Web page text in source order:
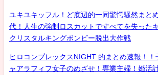
ユキユキッフル！ど底辺的一同驚愕騒然まと
代！人生の強制ロスカットですべてを失った
クリスタルキングボンビー脱出大作戦
ヒロコンプレックスNIGHT 的まとめ速報！！
ャアラフィフ女子のめざせ！専業主婦！婚活